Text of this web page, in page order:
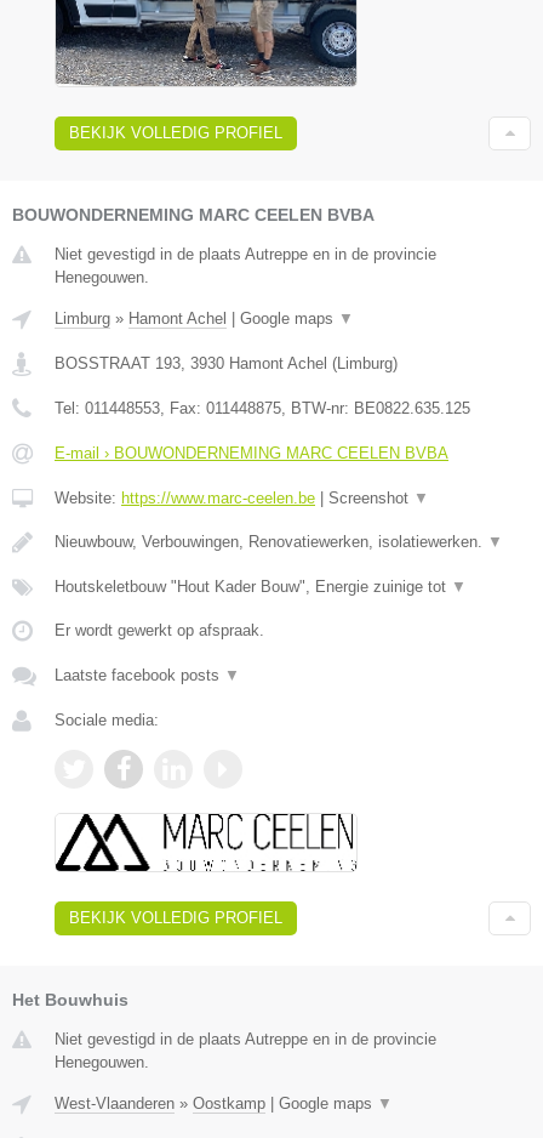
BEKIJK VOLLEDIG PROFIEL
BOUWONDERNEMING MARC CEELEN BVBA
Niet gevestigd in de plaats Autreppe en in de provincie
Henegouwen.
Limburg » Hamont Achel Google maps ▼
BOSSTRAAT 193 3930 Hamont Achel ( Limburg)
Tel: 011448553 , Fax: 011448875 , BTW-nr: BE0822.635.125
E-mail › BOUWONDERNEMING MARC CEELEN BVBA
Website: https://www.marc-ceelen.be Screenshot ▼
Nieuwbouw, Verbouwingen, Renovatiewerken, isolatiewerken. ▼
Houtskeletbouw "Hout Kader Bouw", Energie zuinige tot ▼
Er wordt gewerkt op afspraak.
Laatste facebook posts ▼
Sociale media:
BEKIJK VOLLEDIG PROFIEL
Het Bouwhuis
Niet gevestigd in de plaats Autreppe en in de provincie
Henegouwen.
West-Vlaanderen » Oostkamp Google maps ▼